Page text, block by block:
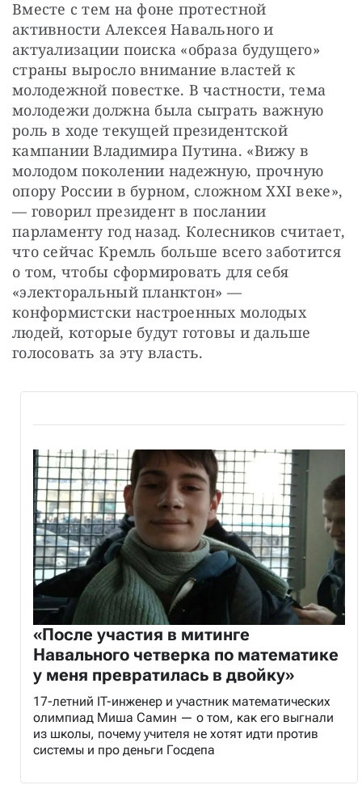
Вместе с тем на фоне протестной
активности Алексея Навального и
актуализации поиска «образа будущего»
страны выросло внимание властей к
молодежной повестке. В частности, тема
молодежи должна была сыграть важную
роль в ходе текущей президентской
кампании Владимира Путина. «Вижу в
молодом поколении надежную, прочную
опору России в бурном, сложном XXI веке»,
— говорил президент в послании
парламенту год назад. Колесников считает,
что сейчас Кремль больше всего заботится
о том, чтобы сформировать для себя
«электоральный планктон» —
конформистски настроенных молодых
людей, которые будут готовы и дальше
голосовать за эту власть.
«После участия в митинге
Навального четверка по математике
у меня превратилась в двойку»
17-летний IT-инженер и участник математических
олимпиад Миша Самин — о том, как его выгнали
из школы, почему учителя не хотят идти против
системы и про деньги Госдепа